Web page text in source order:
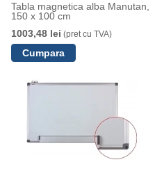
Tabla magnetica alba Manutan,
150 x 100 cm
1003,48 lei (pret cu TVA)